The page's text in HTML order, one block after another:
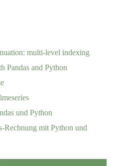
multi-level indexing
Pandas and Python
und Python
Rechnung mit Python und